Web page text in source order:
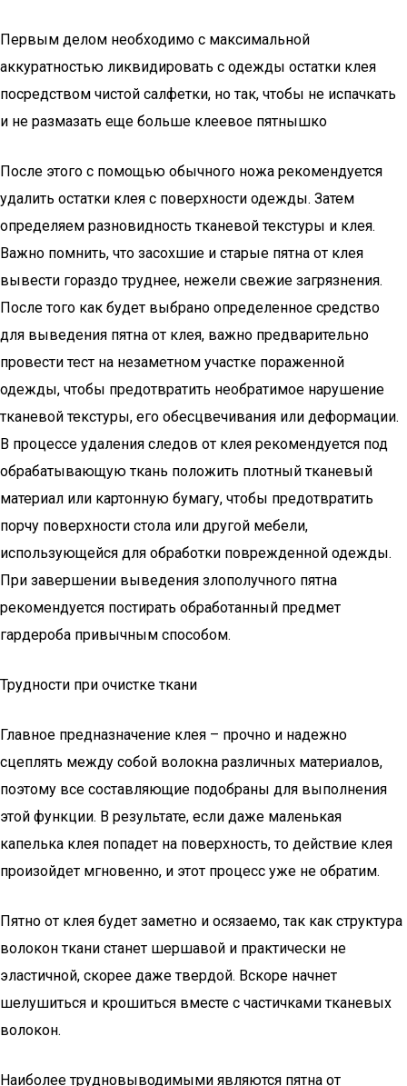
Первым делом необходимо с максимальной
аккуратностью ликвидировать с одежды остатки клея
посредством чистой салфетки, но так, чтобы не испачкать
и не размазать еще больше клеевое пятнышко
После этого с помощью обычного ножа рекомендуется
удалить остатки клея с поверхности одежды. Затем
определяем разновидность тканевой текстуры и клея.
Важно помнить, что засохшие и старые пятна от клея
вывести гораздо труднее, нежели свежие загрязнения.
После того как будет выбрано определенное средство
для выведения пятна от клея, важно предварительно
провести тест на незаметном участке пораженной
одежды, чтобы предотвратить необратимое нарушение
тканевой текстуры, его обесцвечивания или деформации.
В процессе удаления следов от клея рекомендуется под
обрабатывающую ткань положить плотный тканевый
материал или картонную бумагу, чтобы предотвратить
порчу поверхности стола или другой мебели,
использующейся для обработки поврежденной одежды.
При завершении выведения злополучного пятна
рекомендуется постирать обработанный предмет
гардероба привычным способом.
Трудности при очистке ткани
Главное предназначение клея – прочно и надежно
сцеплять между собой волокна различных материалов,
поэтому все составляющие подобраны для выполнения
этой функции. В результате, если даже маленькая
капелька клея попадет на поверхность, то действие клея
произойдет мгновенно, и этот процесс уже не обратим.
Пятно от клея будет заметно и осязаемо, так как структура
волокон ткани станет шершавой и практически не
эластичной, скорее даже твердой. Вскоре начнет
шелушиться и крошиться вместе с частичками тканевых
волокон.
Наиболее трудновыводимыми являются пятна от